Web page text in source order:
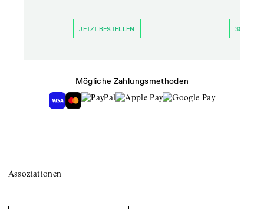
JETZT BESTELLEN 30 TAGE
Mögliche Zahlungsmethoden
Assoziationen